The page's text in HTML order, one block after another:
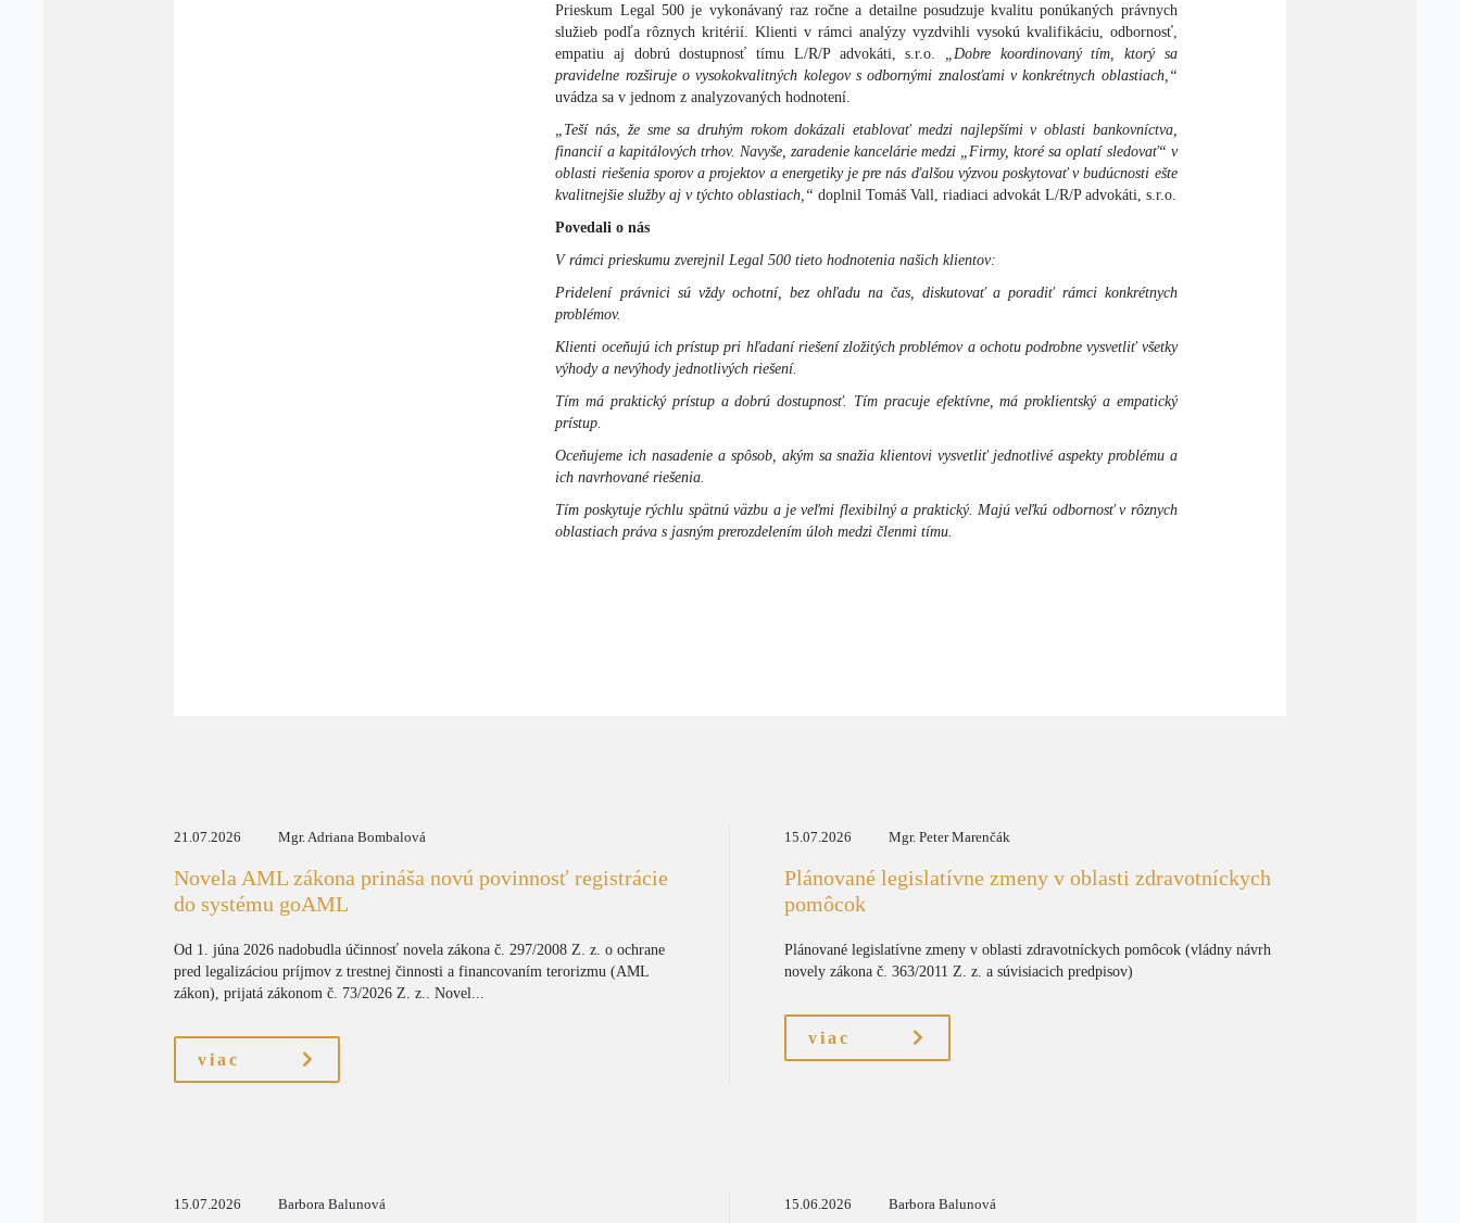
Prieskum Legal 500 je vykonávaný raz ročne a detailne posudzuje kvalitu ponúkaných právnych
služieb podľa rôznych kritérií. Klienti v rámci analýzy vyzdvihli vysokú kvalifikáciu, odbornosť,
empatiu aj dobrú dostupnosť tímu L/R/P advokáti, s.r.o.
„Dobre koordinovaný tím, ktorý sa
pravidelne rozširuje o vysokokvalitných kolegov s odbornými znalosťami v konkrétnych oblastiach,“
uvádza sa v jednom z analyzovaných hodnotení.
„Teší nás, že sme sa druhým rokom dokázali etablovať medzi najlepšími v oblasti bankovníctva,
financií a kapitálových trhov. Navyše, zaradenie kancelárie medzi „Firmy, ktoré sa oplatí sledovať“ v
oblasti riešenia sporov a projektov a energetiky je pre nás ďalšou výzvou poskytovať v budúcnosti ešte
kvalitnejšie služby aj v týchto oblastiach,“doplnil Tomáš Vall, riadiaci advokát L/R/P advokáti, s.r.o.
Povedali o nás
V rámci prieskumu zverejnil Legal 500 tieto hodnotenia našich klientov:
Pridelení právnici sú vždy ochotní, bez ohľadu na čas, diskutovať a poradiť rámci konkrétnych
problémov.
Klienti oceňujú ich prístup pri hľadaní riešení zložitých problémov a ochotu podrobne vysvetliť všetky
výhody a nevýhody jednotlivých riešení.
Tím má praktický prístup a dobrú dostupnosť. Tím pracuje efektívne, má proklientský a empatický
prístup.
Oceňujeme ich nasadenie a spôsob, akým sa snažia klientovi vysvetliť jednotlivé aspekty problému a
ich navrhované riešenia.
Tím poskytuje rýchlu spätnú väzbu a je veľmi flexibilný a praktický. Majú veľkú odbornosť v rôznych
oblastiach práva s jasným prerozdelením úloh medzi členmi tímu.
21.07.2026 Mgr. Adriana Bombalová
Novela AML zákona prináša novú povinnosť registrácie
do systému goAML
Od 1. júna 2026 nadobudla účinnosť novela zákona č. 297/2008 Z. z. o ochrane
pred legalizáciou príjmov z trestnej činnosti a financovaním terorizmu (AML
zákon), prijatá zákonom č. 73/2026 Z. z.. Novel...
viac
15.07.2026 Mgr. Peter Marenčák
Plánované legislatívne zmeny v oblasti zdravotníckych
pomôcok
Plánované legislatívne zmeny v oblasti zdravotníckych pomôcok (vládny návrh
novely zákona č. 363/2011 Z. z. a súvisiacich predpisov)
viac
15.07.2026 Barbora Balunová 15.06.2026 Barbora Balunová